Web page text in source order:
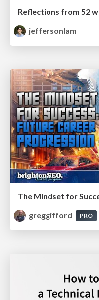
Reflections from 52
jeffersonlam
greggifford
PRO